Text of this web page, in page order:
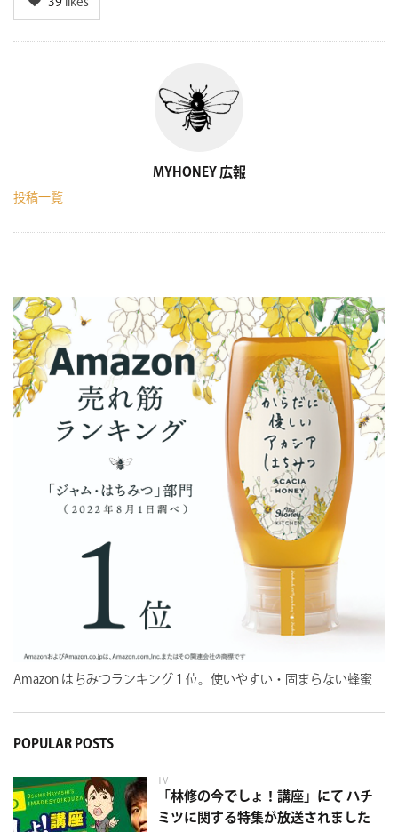
MYHONEY 広報
投稿一覧
Amazon はちみつランキング１位。使いやすい・固まらない蜂蜜
POPULAR POSTS
TV
「林修の今でしょ！講座」にて ハチ
ミツに関する特集が放送されました